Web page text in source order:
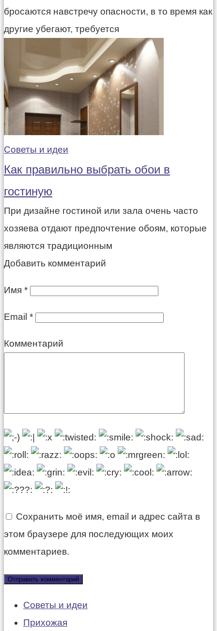
бросаются навстречу опасности, в то время как
другие убегают, требуется
Советы и идеи
Как правильно выбрать обои в
гостиную
При дизайне гостиной или зала очень часто
хозяева отдают предпочтение обоям, которые
являются традиционным
Добавить комментарий
Имя *
Email *
Комментарий
Сохранить моё имя, email и адрес сайта в
этом браузере для последующих моих
комментариев.
Советы и идеи
Прихожая